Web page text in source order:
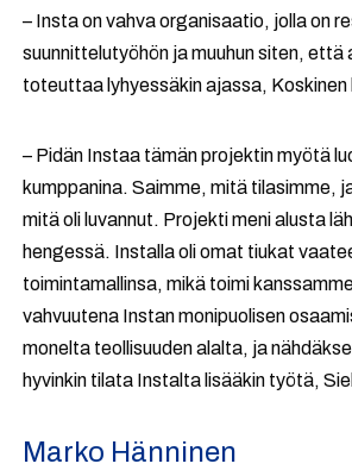
– Insta on vahva organisaatio, jolla on
suunnittelutyöhön ja muuhun siten, että
toteuttaa lyhyessäkin ajassa, Koskinen
– Pidän Instaa tämän projektin myötä
kumppanina. Saimme, mitä tilasimme,
mitä oli luvannut. Projekti meni alusta
hengessä. Installa oli omat tiukat
toimintamallinsa, mikä toimi
vahvuutena Instan monipuolisen
monelta teollisuuden alalta, ja
hyvinkin tilata Instalta lisääkin työtä,
Marko Hänninen